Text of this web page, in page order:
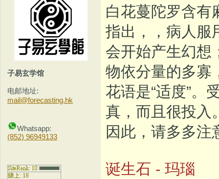
子易玄学馆
电邮地址:
mail@forecasting.hk
Whatsapp:
(852) 96949133
白花蔓陀罗含有
指出，，病人服
会开始产生幻想
物依分量的多寡
花语是“适度”。
真，而且很投入
因此，请多多注
诞生石 - 玛瑙